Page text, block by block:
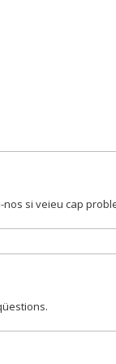
si veieu cap